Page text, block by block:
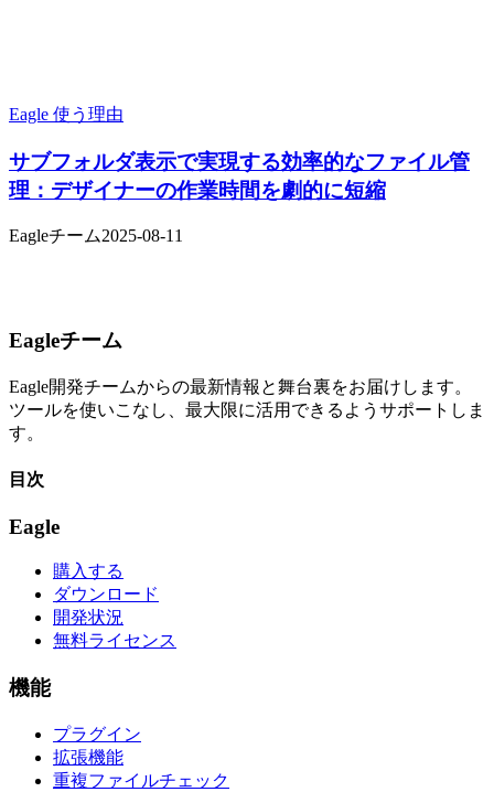
Eagle 使う理由
サブフォルダ表示で実現する効率的なファイル管
理：デザイナーの作業時間を劇的に短縮
Eagleチーム2025-08-11
Eagleチーム
Eagle開発チームからの最新情報と舞台裏をお届けします。
ツールを使いこなし、最大限に活用できるようサポートしま
す。
目次
Eagle
購入する
ダウンロード
開発状況
無料ライセンス
機能
プラグイン
拡張機能
重複ファイルチェック